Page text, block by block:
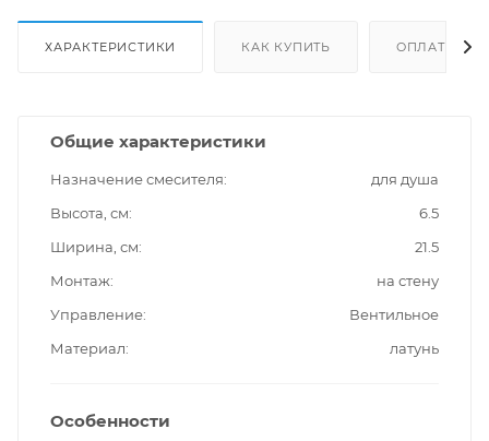
ХАРАКТЕРИСТИКИ КАК КУПИТЬ ОПЛАТА
Общие характеристики
Назначение смесителя
для душа
Высота, см
6.5
Ширина, см
21.5
Монтаж
на стену
Управление
Вентильное
Материал
латунь
Особенности